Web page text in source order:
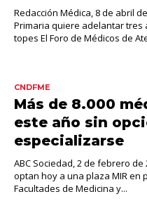
Redacción Médica, 8 de abril
Primaria quiere adelantar tres
topes El Foro de Médicos de
CNDFME
Más de 8.000
este año sin
especializarse
ABC Sociedad, 2 de febrero
optan hoy a una plaza MIR en
Facultades de Medicina y...